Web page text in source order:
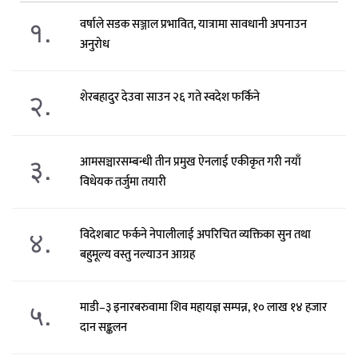
१.
वर्षाले सडक सञ्जाल प्रभावित, यात्रामा सावधानी अपनाउन
अनुरोध
२. शेरबहादुर देउवा साउन २६ गते स्वदेश फर्किने
३.
आमसञ्चारसम्बन्धी तीन प्रमुख ऐनलाई एकीकृत गरी नयाँ
विधेयक तर्जुमा तयारी
४.
विदेशबाट फर्कने नेपालीलाई अपरिचित व्यक्तिका सुन तथा
बहुमूल्य वस्तु नल्याउन आग्रह
५.
माडी–३ इनारबरुवामा शिव महायज्ञ सम्पन्न, १० लाख १४ हजार
दान सङ्कलन